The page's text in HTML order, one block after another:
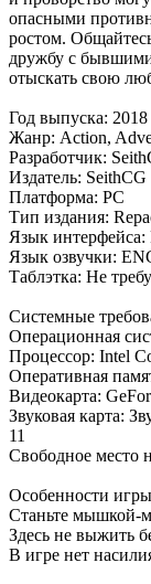
опасными
ростом.
дружбу с
отыскать свою
Год выпуска: 2018
Жанр: Action,
Разработчик:
Издатель: SeithCG
Платформа: РС
Тип издания:
Язык
Язык озвучки:
Таблэтка: Не
Системные
Операционная
Процессор: Intel
Оперативная
Видеокарта:
Звуковая карта:
11
Свободное место
Особенности
Станьте мышкой-
Здесь не выжить
В игре нет